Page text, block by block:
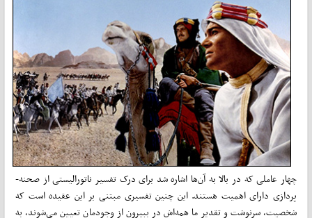
چهار عاملی که در بالا به آن‌­ها اشاره شد برای درک تفسیر ناتورالیستی از صحنه‌­
پردازی دارای اهمیت هستند. این چنین تفسیری مبتنی بر این عقیده است که
شخصیت، سرنوشت و تقدیر ما همه­‌اش در ببیرون از وجودمان تعیین می‌­شوند، به